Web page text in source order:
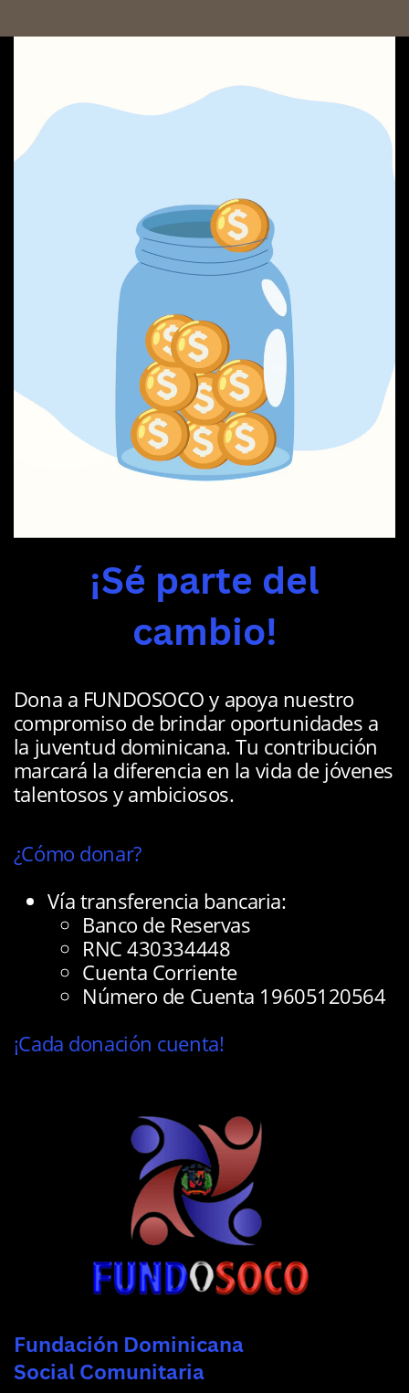
¡Sé parte del
cambio!
Dona a FUNDOSOCO y apoya nuestro ​
compromiso de brindar oportunidades a ​
la juventud dominicana. Tu contribución ​
marcará la diferencia en la vida de jóvenes
​talentosos y ambiciosos.
¿Cómo donar?
Vía transferencia bancaria:
Banco de Reservas
RNC 430334448
Cuenta Corriente
Número de Cuenta 19605120564
¡Cada donación cuenta!
Fundación Dominicana
Social Comunitaria